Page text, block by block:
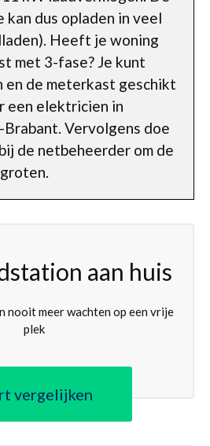
dus opladen in veel
Heeft je woning
met 3-fase? Je kunt
en de meterkast geschikt
een elektricien in
Vervolgens doe
de netbeheerder om de
aan huis
nooit meer wachten op een vrije
plek
vergelijken